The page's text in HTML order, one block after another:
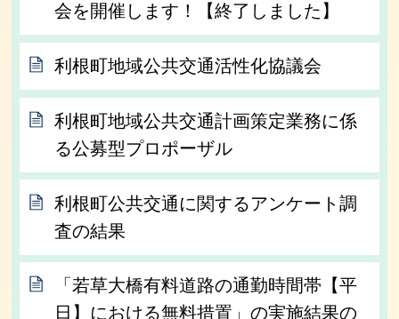
会を開催します！【終了しました】
利根町地域公共交通活性化協議会
利根町地域公共交通計画策定業務に係
る公募型プロポーザル
利根町公共交通に関するアンケート調
査の結果
「若草大橋有料道路の通勤時間帯【平
日】における無料措置」の実施結果の